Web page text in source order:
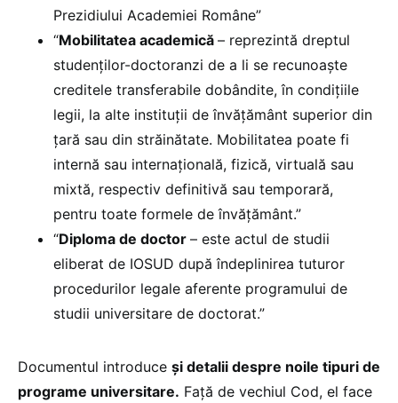
Prezidiului Academiei Române”
“Mobilitatea academică – reprezintă dreptul
studenților-doctoranzi de a li se recunoaşte
creditele transferabile dobândite, în condiţiile
legii, la alte instituţii de învăţământ superior din
țară sau din străinătate. Mobilitatea poate fi
internă sau internaţională, fizică, virtuală sau
mixtă, respectiv definitivă sau temporară,
pentru toate formele de învăţământ.”
“Diploma de doctor – este actul de studii
eliberat de IOSUD după îndeplinirea tuturor
procedurilor legale aferente programului de
studii universitare de doctorat.”
Documentul introduce și detalii despre noile tipuri de
programe universitare. Față de vechiul Cod, el face